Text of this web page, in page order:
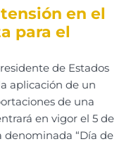
en el
para el
de Estados
aplicación de un
de una
en vigor el 5 de
denominada “Día de